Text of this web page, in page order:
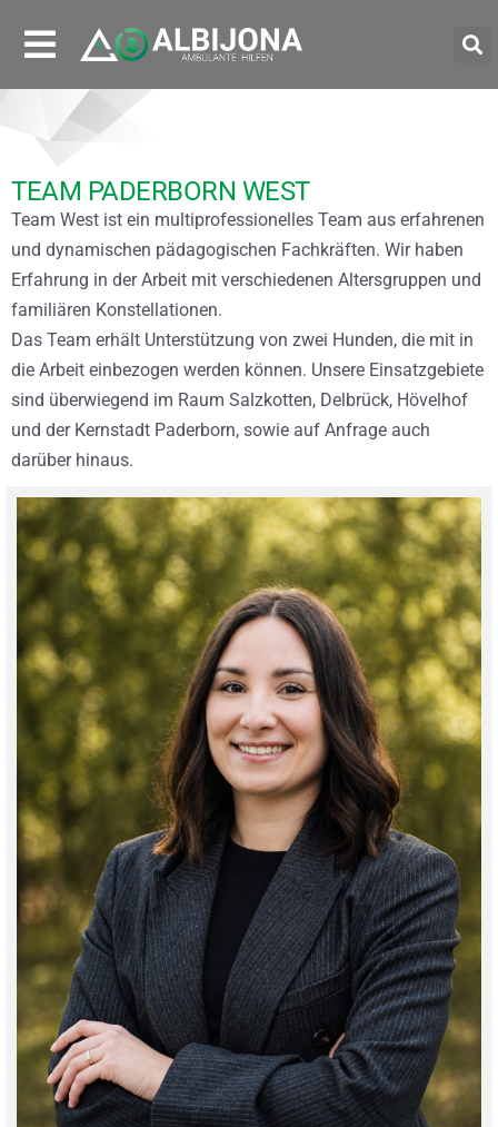
TEAM PADERBORN WEST
Team West ist ein multiprofessionelles Team aus erfahrenen
und dynamischen pädagogischen Fachkräften. Wir haben
Erfahrung in der Arbeit mit verschiedenen Altersgruppen und
familiären Konstellationen.
Das Team erhält Unterstützung von zwei Hunden, die mit in
die Arbeit einbezogen werden können. Unsere Einsatzgebiete
sind überwiegend im Raum Salzkotten, Delbrück, Hövelhof
und der Kernstadt Paderborn, sowie auf Anfrage auch
darüber hinaus.